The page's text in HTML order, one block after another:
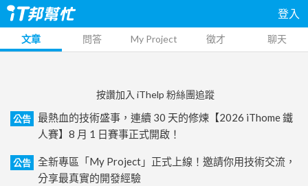
登入
文章 問答 My Project 徵才 聊天
按讚加入 iThelp 粉絲團追蹤
公告
最熱血的技術盛事，連續 30 天的修煉【2026 iThome 鐵
人賽】8 月 1 日賽事正式開啟！
公告
全新專區「My Project」正式上線！邀請你用技術交流，
分享最真實的開發經驗